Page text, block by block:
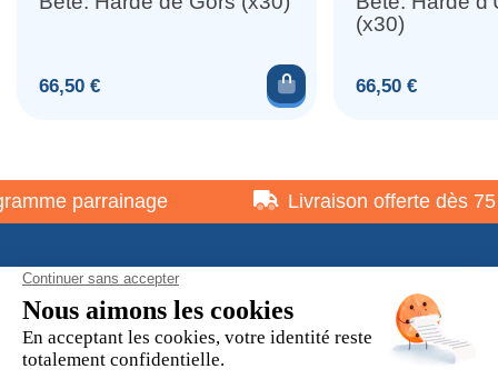
Prix
66,50 € Ajouter au panier
(x30)
Prix
66,50 €
parrainage Livraison offerte dès 75 €
À propos
Informations pratiques